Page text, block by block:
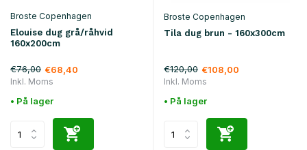
Broste Copenhagen
Elouise dug grå/råhvid
160x200cm
€76,00 €68,40
Inkl. Moms
• På lager
Broste Copenhagen
Tila dug brun - 160x300cm
€120,00 €108,00
Inkl. Moms
• På lager